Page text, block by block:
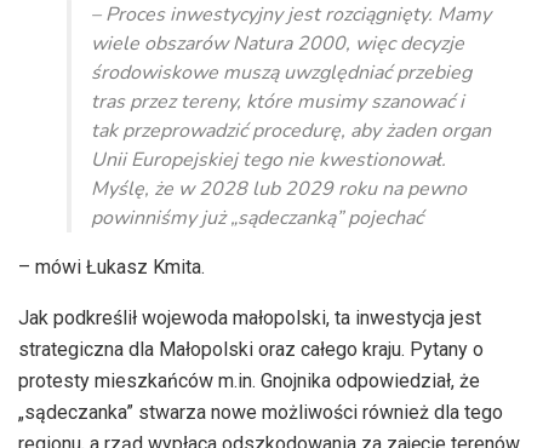
– Proces inwestycyjny jest rozciągnięty. Mamy
wiele obszarów Natura 2000, więc decyzje
środowiskowe muszą uwzględniać przebieg
tras przez tereny, które musimy szanować i
tak przeprowadzić procedurę, aby żaden organ
Unii Europejskiej tego nie kwestionował.
Myślę, że w 2028 lub 2029 roku na pewno
powinniśmy już „sądeczanką” pojechać
– mówi Łukasz Kmita.
Jak podkreślił wojewoda małopolski, ta inwestycja jest
strategiczna dla Małopolski oraz całego kraju. Pytany o
protesty mieszkańców m.in. Gnojnika odpowiedział, że
„sądeczanka” stwarza nowe możliwości również dla tego